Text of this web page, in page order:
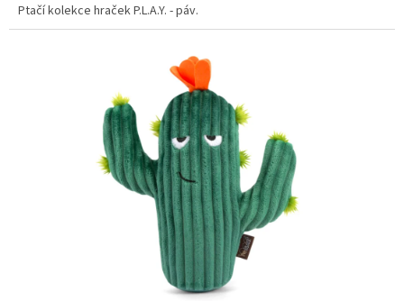
Ptačí kolekce hraček P.L.A.Y. - páv.